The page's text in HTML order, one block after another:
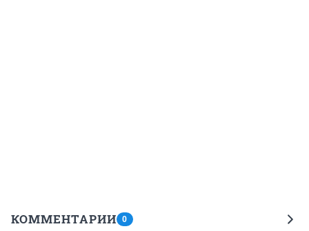
КОММЕНТАРИИ 0